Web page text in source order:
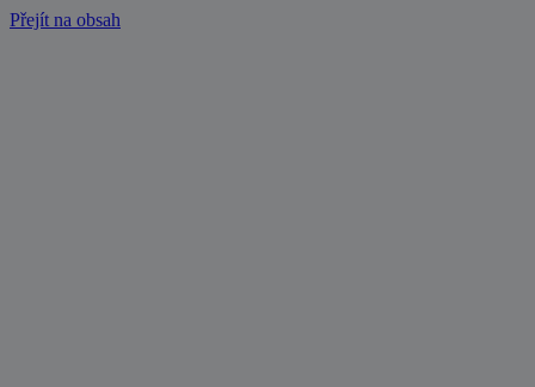
Přejít na obsah